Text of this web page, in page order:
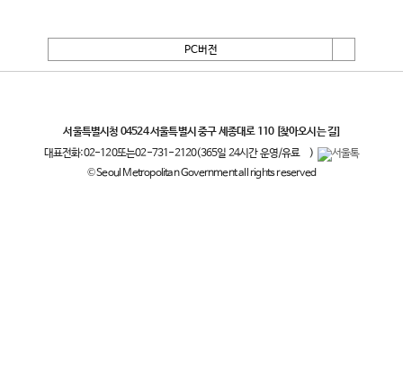
PC버전
서울특별시청 04524 서울특별시 중구 세종대로 110 [찾아오시는 길]
대표전화:02-120또는02-731-2120(365일 24시간 운영/유료
)
© Seoul Metropolitan Government all rights reserved